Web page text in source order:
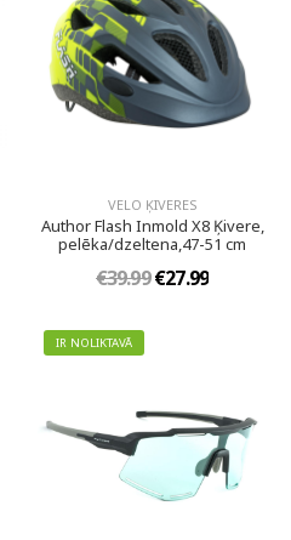
VELO ĶIVERES
Author Flash Inmold X8 Ķivere,
pelēka/dzeltena,47-51 cm
€39.99€27.99
IR NOLIKTAVĀ